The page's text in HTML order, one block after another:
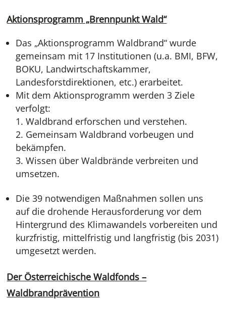
Aktionsprogramm „Brennpunkt Wald“
Das „Aktionsprogramm Waldbrand“ wurde
gemeinsam mit 17 Institutionen (u.a. BMI, BFW,
BOKU, Landwirtschaftskammer,
Landesforstdirektionen, etc.) erarbeitet.
Mit dem Aktionsprogramm werden 3 Ziele
verfolgt:
Waldbrand erforschen und verstehen.
Gemeinsam Waldbrand vorbeugen und
bekämpfen.
Wissen über Waldbrände verbreiten und
umsetzen.
Die 39 notwendigen Maßnahmen sollen uns
auf die drohende Herausforderung vor dem
Hintergrund des Klimawandels vorbereiten und
kurzfristig, mittelfristig und langfristig (bis 2031)
umgesetzt werden.
Der Österreichische Waldfonds –
Waldbrandprävention